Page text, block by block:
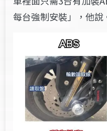
每台強制安裝」，他說